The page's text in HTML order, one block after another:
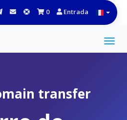
Entrada
0
transfer